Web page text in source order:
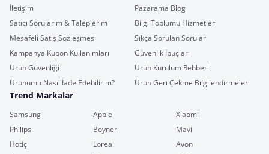
İletişim
Pazarama Blog
Satıcı Sorularım & Taleplerim
Bilgi Toplumu Hizmetleri
Mesafeli Satış Sözleşmesi
Sıkça Sorulan Sorular
Kampanya Kupon Kullanımları
Güvenlik İpuçları
Ürün Güvenliği
Ürün Kurulum Rehberi
Ürünümü Nasıl İade Edebilirim?
Ürün Geri Çekme Bilgilendirmeleri
Trend Markalar
Samsung Apple
Xiaomi
Philips
Boyner
Mavi
Hotiç
Loreal
Avon